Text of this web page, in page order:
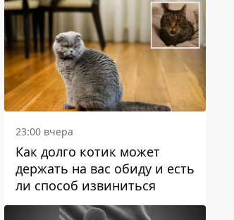
23:00 вчера
Как долго котик может
держать на вас обиду и есть
ли способ извиниться